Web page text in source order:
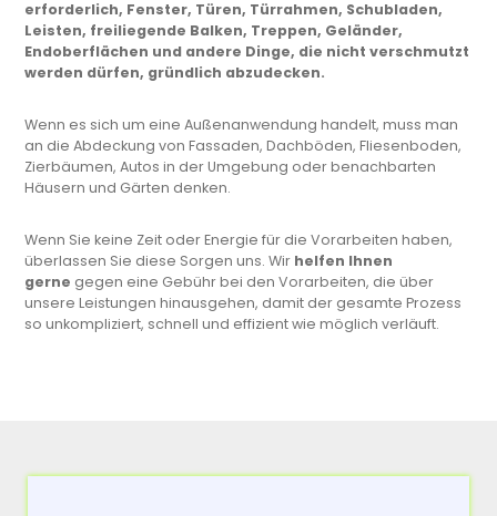
erforderlich, Fenster, Türen, Türrahmen, Schubladen,
Leisten, freiliegende Balken, Treppen, Geländer,
Endoberflächen und andere Dinge, die nicht verschmutzt
werden dürfen, gründlich abzudecken.
Wenn es sich um eine Außenanwendung handelt, muss man
an die Abdeckung von Fassaden, Dachböden, Fliesenboden,
Zierbäumen, Autos in der Umgebung oder benachbarten
Häusern und Gärten denken.
Wenn Sie keine Zeit oder Energie für die Vorarbeiten haben,
überlassen Sie diese Sorgen uns. Wir helfen Ihnen
gerne gegen eine Gebühr bei den Vorarbeiten, die über
unsere Leistungen hinausgehen, damit der gesamte Prozess
so unkompliziert, schnell und effizient wie möglich verläuft.